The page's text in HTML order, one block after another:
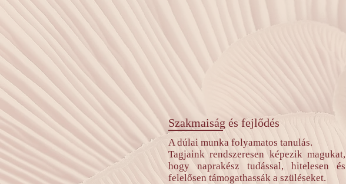
Szakmaiság és fejlődés
A dúlai munka folyamatos tanulás.
Tagjaink rendszeresen képezik magukat,
hogy naprakész tudással, hitelesen és
felelősen támogathassák a szüléseket.